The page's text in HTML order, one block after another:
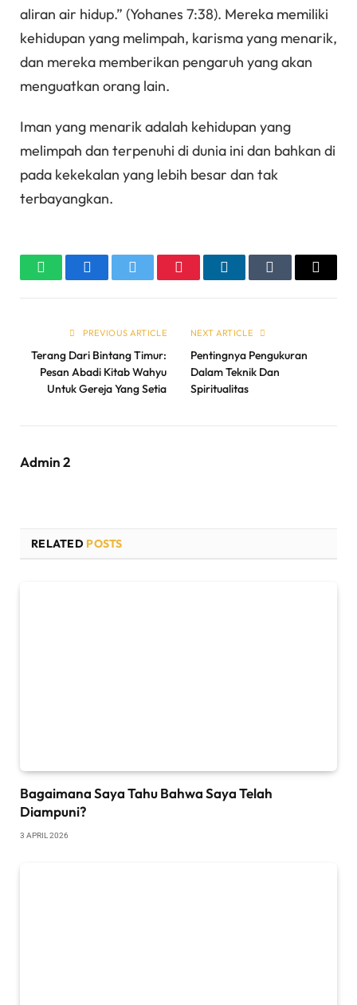
aliran air hidup.” (Yohanes 7:38). Mereka memiliki
kehidupan yang melimpah, karisma yang menarik,
dan mereka memberikan pengaruh yang akan
menguatkan orang lain.
Iman yang menarik adalah kehidupan yang
melimpah dan terpenuhi di dunia ini dan bahkan di
pada kekekalan yang lebih besar dan tak
terbayangkan.
WhatsAppFacebookTwitter PinterestLinkedInTumblr Email
PREVIOUS ARTICLE
Terang Dari Bintang Timur:
Pesan Abadi Kitab Wahyu
Untuk Gereja Yang Setia
NEXT ARTICLE
Pentingnya Pengukuran
Dalam Teknik Dan
Spiritualitas
Admin 2
RELATED POSTS
Bagaimana Saya Tahu Bahwa Saya Telah
Diampuni?
3 APRIL 2026